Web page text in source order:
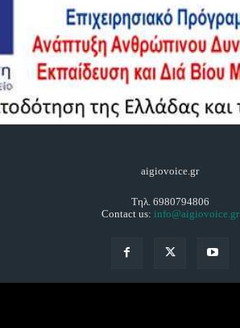
aigiovoice.gr
Τηλ. 6980794806
Contact us: info@aigiovoice.gr